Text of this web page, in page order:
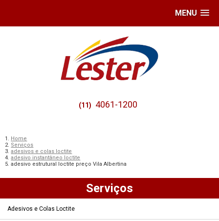
MENU
(11) 4061-1200
Home
Serviços
adesivos e colas loctite
adesivo instantâneo loctite
adesivo estrutural loctite preço Vila Albertina
Serviços
Adesivos e Colas Loctite